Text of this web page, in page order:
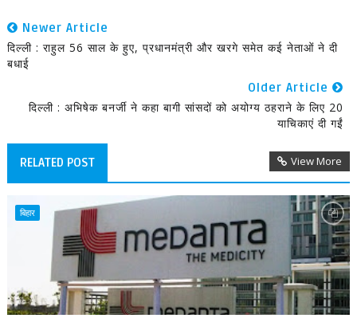
Newer Article
दिल्ली : राहुल 56 साल के हुए, प्रधानमंत्री और खरगे समेत कई नेताओं ने दी
बधाई
Older Article
दिल्ली : अभिषेक बनर्जी ने कहा बागी सांसदों को अयोग्य ठहराने के लिए 20
याचिकाएं दी गईं
RELATED POST View More
बिहार